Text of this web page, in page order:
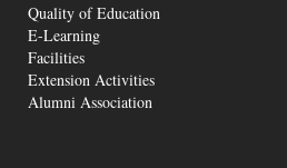
Quality of Education
E-Learning
Facilities
Extension Activities
Alumni Association